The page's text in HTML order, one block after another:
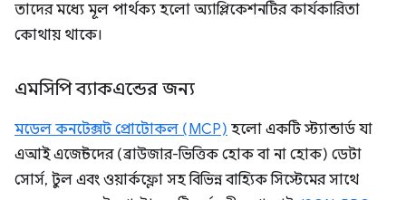
তাদের মধ্যে মূল পার্থক্য হলো অ্যাপ্লিকেশনটির কার্যকারিতা
কোথায় থাকে।
এমসিপি ব্যাকএন্ডের জন্য
মডেল কনটেক্সট প্রোটোকল (MCP) হলো একটি স্ট্যান্ডার্ড যা
এআই এজেন্টদের (ব্রাউজার-ভিত্তিক হোক বা না হোক) ডেটা
সোর্স, টুল এবং ওয়ার্কফ্লো সহ বিভিন্ন বাহ্যিক সিস্টেমের সাথে